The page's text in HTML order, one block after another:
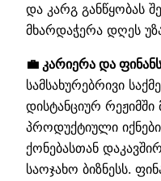
და კარგ განწყობას
მხარდაჭერა დღეს
💼 კარიერა და
სამსახურებრივი
დისტანციურ
პროდუქტიული
ქონებასთან
საოჯახო ბიზნესს.